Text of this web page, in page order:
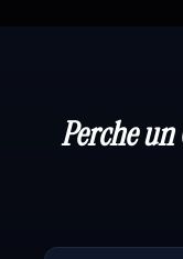
Perche un